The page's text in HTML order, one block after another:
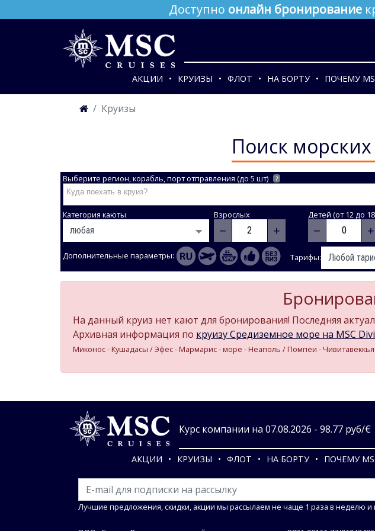
Доступно онлайн бронирование
АКЦИИ КРУИЗЫ ФЛОТ НА БОРТУ ПОЧЕМУ
Круизы
Поиск морских
Выберите регион, корабль, порт отправления (до 5 шт) ?
Категория каюты Взрослых
− +
Детей (от 12 до
− +
Дополнительные параметры: Тарифы:
На данный круиз нет кают для бронирования! Последняя
Архивная информация по круизу Средиземное море на MSC
Миконос - Кушадасы / Эфес - Мармарис - море - Неаполь / Помпеи -
Курс компании на 07.08.2026 - 98.77 руб/€
АКЦИИ КРУИЗЫ ФЛОТ НА БОРТУ ПОЧЕМУ
Лучшие предложения, скидки, акции мы рассылаем не чаще 1 раза в неделю